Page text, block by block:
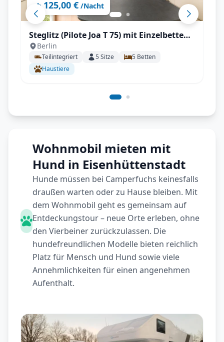
ab 125,00 € /Nacht
Steglitz (Pilote Joa T 75) mit Einzelbetten
und großen Wohnbereich mit
Rückfahrkamera, Fahrradträger, Markise
uvm.
Berlin
Teilintegriert 5Sitze 5 Betten
Haustiere
Wohnmobil mieten mit
Hund in Eisenhüttenstadt
Hunde müssen bei Camperfuchs keinesfalls
draußen warten oder zu Hause bleiben. Mit
dem Wohnmobil geht es gemeinsam auf
Entdeckungstour – neue Orte erleben, ohne
den Vierbeiner zurückzulassen. Die
hundefreundlichen Modelle bieten reichlich
Platz für Mensch und Hund sowie viele
Annehmlichkeiten für einen angenehmen
Aufenthalt.